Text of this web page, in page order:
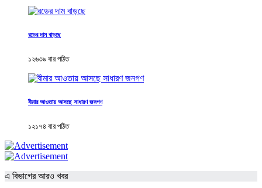
রডের দাম বাড়ছে
১২৬৩৯ বার পঠিত
বীমার আওতায় আসছে সাধারণ জনগণ
১২১৭৪ বার পঠিত
এ বিভাগের আরও খবর